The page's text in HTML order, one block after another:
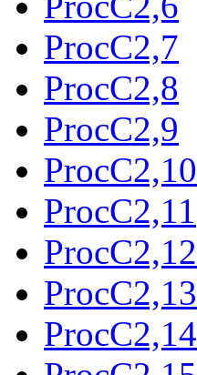
ProcC2,7
ProcC2,8
ProcC2,9
ProcC2,10
ProcC2,11
ProcC2,12
ProcC2,13
ProcC2,14